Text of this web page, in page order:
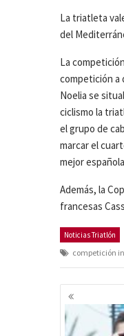
La triatleta
del
La
competición a
Noelia se
ciclismo la
el grupo de
marcar el
mejor
Además, la
francesas
Noticias Triatlón
competición
de
entradas